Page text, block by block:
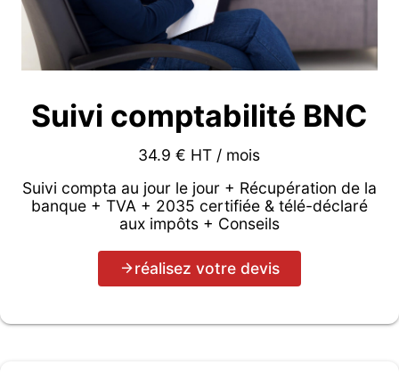
Suivi comptabilité BNC
34.9 € HT / mois
Suivi compta au jour le jour + Récupération de la
banque + TVA + 2035 certifiée & télé-déclaré
aux impôts + Conseils
réalisez votre devis